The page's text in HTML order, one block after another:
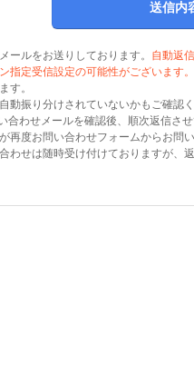
ルをお送りしております。 自動返
指定受信設定の可能性がございます。
す。
動振り分けされていないかもご確認く
合わせメールを確認後、順次返信さ
再度お問い合わせフォームからお問い
わせは随時受け付けておりますが、